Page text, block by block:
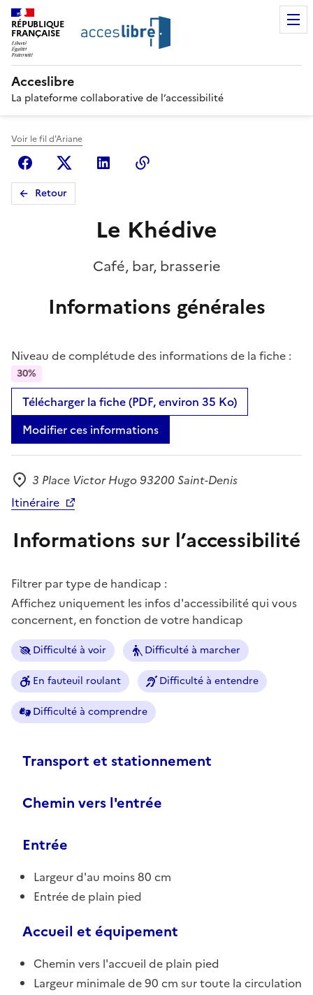
RÉPUBLIQUE
FRANÇAISE
Acceslibre
La plateforme collaborative de l’accessibilité
Voir le fil d'Ariane
FacebookX (anciennement Twitter)
Linkedin
Retour
Le Khédive
Café, bar, brasserie
Informations générales
Niveau de complétude des informations de la fiche :
30%
Télécharger la fiche (PDF, environ 35 Ko)
Modifier ces informations
Adresse
3 Place Victor Hugo 93200 Saint-Denis
Itinéraire
Informations sur l’accessibilité
Filtrer par type de handicap :
Affichez uniquement les infos d'accessibilité qui vous
concernent, en fonction de votre handicap
Difficulté à voir Difficulté à marcher
En fauteuil roulant Difficulté à entendre
Difficulté à comprendre
Transport et stationnement
Chemin vers l'entrée
Entrée
Largeur d'au moins 80 cm
Entrée de plain pied
Accueil et équipement
Chemin vers l'accueil de plain pied
Largeur minimale de 90 cm sur toute la circulation